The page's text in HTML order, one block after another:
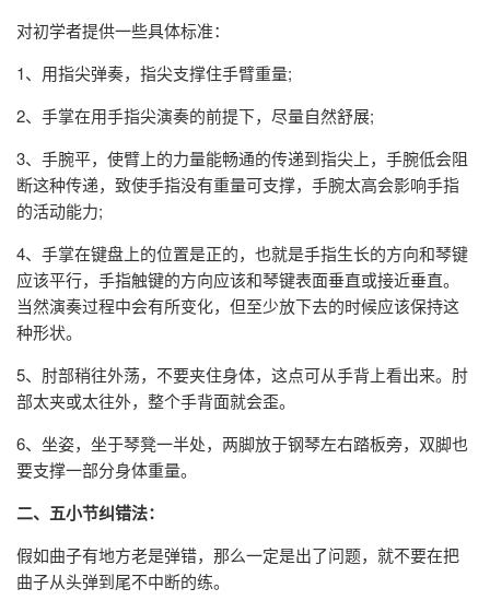
对初学者提供一些具体标准：
1、用指尖弹奏，指尖支撑住手臂重量;
2、手掌在用手指尖演奏的前提下，尽量自然舒展;
3、手腕平，使臂上的力量能畅通的传递到指尖上，手腕低会阻
断这种传递，致使手指没有重量可支撑，手腕太高会影响手指
的活动能力;
4、手掌在键盘上的位置是正的，也就是手指生长的方向和琴键
应该平行，手指触键的方向应该和琴键表面垂直或接近垂直。
当然演奏过程中会有所变化，但至少放下去的时候应该保持这
种形状。
5、肘部稍往外荡，不要夹住身体，这点可从手背上看出来。肘
部太夹或太往外，整个手背面就会歪。
6、坐姿，坐于琴凳一半处，两脚放于钢琴左右踏板旁，双脚也
要支撑一部分身体重量。
二、五小节纠错法：
假如曲子有地方老是弹错，那么一定是出了问题，就不要在把
曲子从头弹到尾不中断的练。